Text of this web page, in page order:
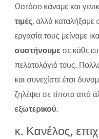
Ωστόσο κάναμε και
τιμές, αλλά καταλήξαμε
εργασία τους μείναμε
συστήνουμε σε κάθε
πελατολόγιό τους.
και συνεχίστε έτσι
ζηλέψει σε τίποτα από
εξωτερικού.
κ. Κανέλος,